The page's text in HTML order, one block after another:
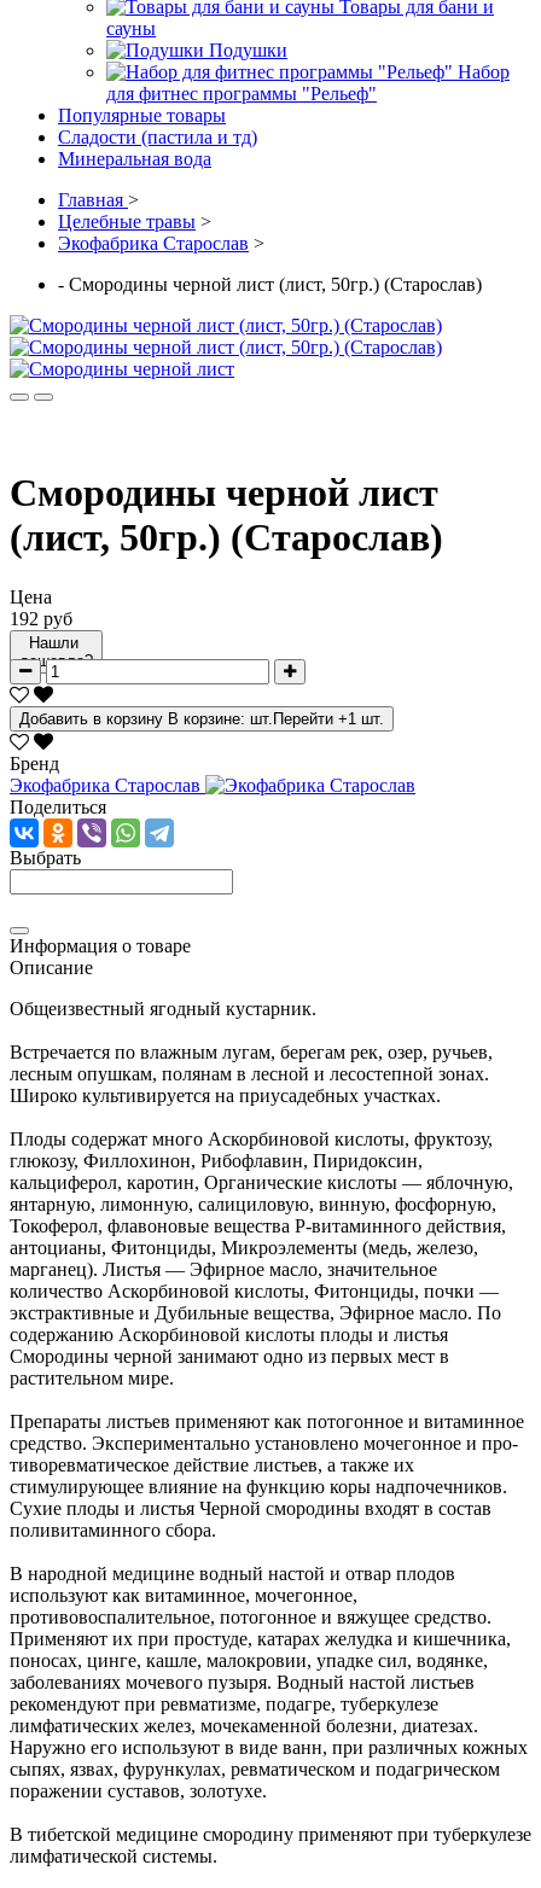
Товары для бани и
сауны
Подушки
Набор
для фитнес программы "Рельеф"
Популярные товары
Сладости (пастила и тд)
Минеральная вода
Главная >
Целебные травы >
Экофабрика Старослав >
- Смородины черной лист (лист, 50гр.) (Старослав)
Смородины черной лист
(лист, 50гр.) (Старослав)
Цена
192 руб
Нашли
дешевле?
Добавить в корзину В корзине: шт. Перейти +1 шт.
Бренд
Экофабрика Старослав
Поделиться
Выбрать
Информация о товаре
Описание
Общеизвестный ягодный кустарник.
Встречается по влажным лугам, берегам рек, озер, ручьев,
лесным опушкам, полянам в лесной и лесостепной зонах.
Широко культивируется на приусадебных участках.
Плоды содержат много Аскорбиновой кислоты, фруктозу,
глюкозу, Филлохинон, Рибофлавин, Пиридоксин,
кальциферол, каротин, Органические кислоты — яблочную,
янтарную, лимонную, салициловую, винную, фосфорную,
Токоферол, флавоновые вещества Р-витаминного действия,
антоцианы, Фитонциды, Микроэлементы (медь, железо,
марганец). Листья — Эфирное масло, значительное
количество Аскорбиновой кислоты, Фитонциды, почки —
экстрактивные и Дубильные вещества, Эфирное масло. По
содержанию Аскорбиновой кислоты плоды и листья
Смородины черной занимают одно из первых мест в
растительном мире.
Препараты листьев применяют как потогонное и витаминное
средство. Экспериментально установлено мочегонное и про-
тиворевматическое действие листьев, а также их
стимулирующее влияние на функцию коры надпочечников.
Сухие плоды и листья Черной смородины входят в состав
поливитаминного сбора.
В народной медицине водный настой и отвар плодов
используют как витаминное, мочегонное,
противовоспалительное, потогонное и вяжущее средство.
Применяют их при простуде, катарах желудка и кишечника,
поносах, цинге, кашле, малокровии, упадке сил, водянке,
заболеваниях мочевого пузыря. Водный настой листьев
рекомендуют при ревматизме, подагре, туберкулезе
лимфатических желез, мочекаменной болезни, диатезах.
Наружно его используют в виде ванн, при различных кожных
сыпях, язвах, фурункулах, ревматическом и подагрическом
поражении суставов, золотухе.
В тибетской медицине смородину применяют при туберкулезе
лимфатической системы.